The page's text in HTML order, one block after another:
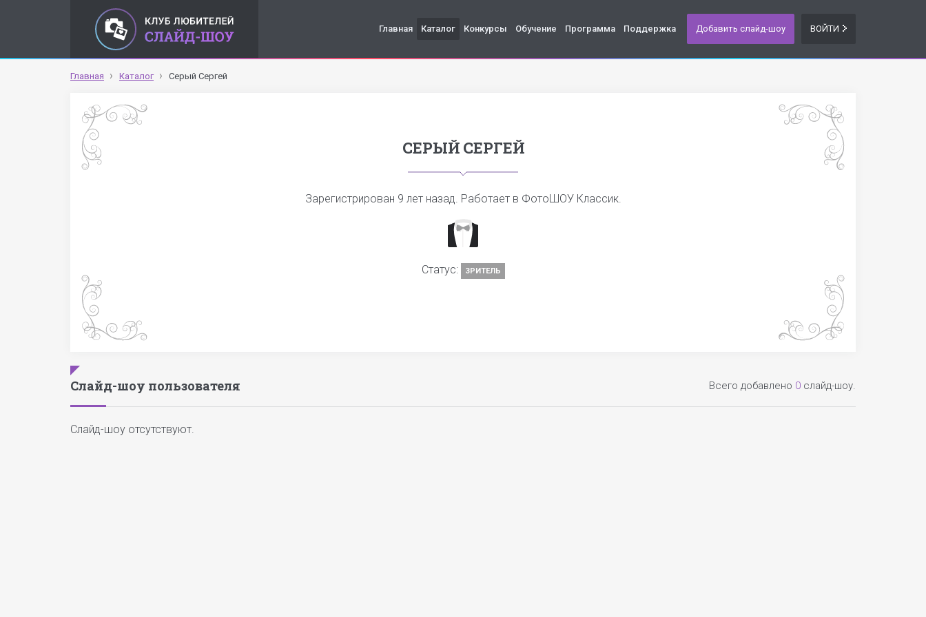
Главная Каталог Конкурсы Обучение Программа Поддержка Добавить слайд-шоу ВОЙТИ
Главная Каталог Серый Сергей
СЕРЫЙ СЕРГЕЙ
Зарегистрирован 9 лет назад. Работает в ФотоШОУ Классик.
Статус: ЗРИТЕЛЬ
Слайд-шоу пользователя Всего добавлено 0 слайд-шоу.
Слайд-шоу отсутствуют.